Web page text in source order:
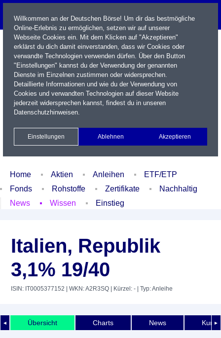
Name / WKN / ISIN / Kürzel
Xetra Realtime
Watchlist Portfolio Login
Home Aktien Anleihen
ETF/ETP
Fonds
Rohstoffe Zertifikate
Nachhaltig
News
Wissen Einstieg
Italien, Republik
3,1% 19/40
ISIN: IT0005377152 | WKN: A2R3SQ | Kürzel: - | Typ: Anleihe
◄ ►
Übersicht Charts News
Willkommen an der Deutschen Börse! Um dir das bestmögliche
Online-Erlebnis zu ermöglichen, setzen wir auf unserer
Webseite Cookies ein. Mit dem Klicken auf "Akzeptieren"
erklärst du dich damit einverstanden, dass wir Cookies oder
verwandte Technologien verwenden dürfen. Über den Button
"Einstellungen" kannst du der Verwendung der genannten
Dienste im Einzelnen zustimmen oder widersprechen.
Detaillierte Informationen und wie du der Verwendung von
Cookies und verwandten Technologien auf dieser Website
jederzeit widersprechen kannst, findest du in unseren
Datenschutzhinweisen.
Einstellungen Ablehnen Akzeptieren